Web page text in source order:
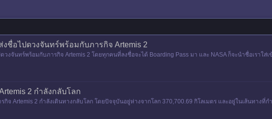
งชื่อไปดวงจันทร์พร้อมกับภารกิจ Artemis 2
วงจันทร์พร้อมกับภารกิจ Artemis 2 โดยทุกคนที่ลงชื่อจะได้ Boarding Pass มา และ NASA ก็จะนำชื่อเราใส่
Pass
2 กำลังกลับโลก
กิจ Artemis 2 กำลังเดินทางกลับโลก โดยปัจจุบันอยู่ห่างจากโลก 370,700.69 กิโลเมตร และอยู่ในเส้นทางที่
มูล